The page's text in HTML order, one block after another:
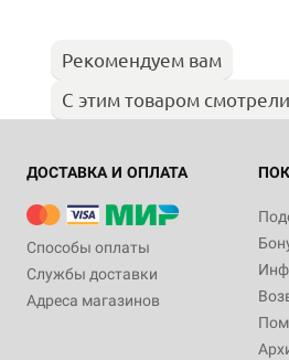
Рекомендуем вам
С этим товаром смотрели
ДОСТАВКА И ОПЛАТА
Способы оплаты
Службы доставки
Адреса магазинов